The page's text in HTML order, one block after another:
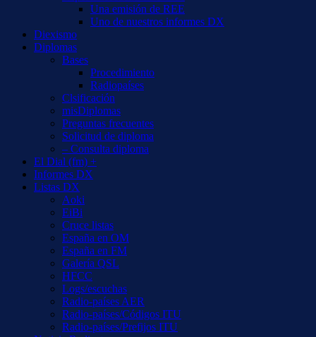
Una emisión de REE
Uno de nuestros informes DX
Diexismo
Diplomas
Bases
Procedimiento
Radiopaíses
Clsificación
misDiplomas
Preguntas frecuentes
Solicitud de diploma
– Consulta diploma
El Dial (fm) +
Informes DX
Listas DX
Aoki
EiBi
Cruce listas
España en OM
España en FM
Galería QSL
HFCC
Logs/escuchas
Radio-países AER
Radio-países/Códigos ITU
Radio-países/Prefijos ITU